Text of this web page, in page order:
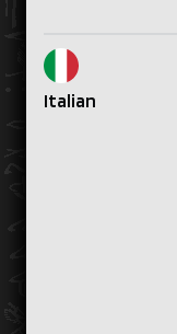
Italian